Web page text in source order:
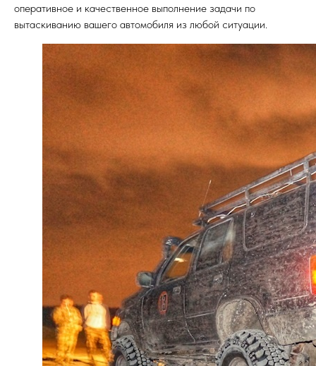
оперативное и качественное выполнение задачи по
вытаскиванию вашего автомобиля из любой ситуации.